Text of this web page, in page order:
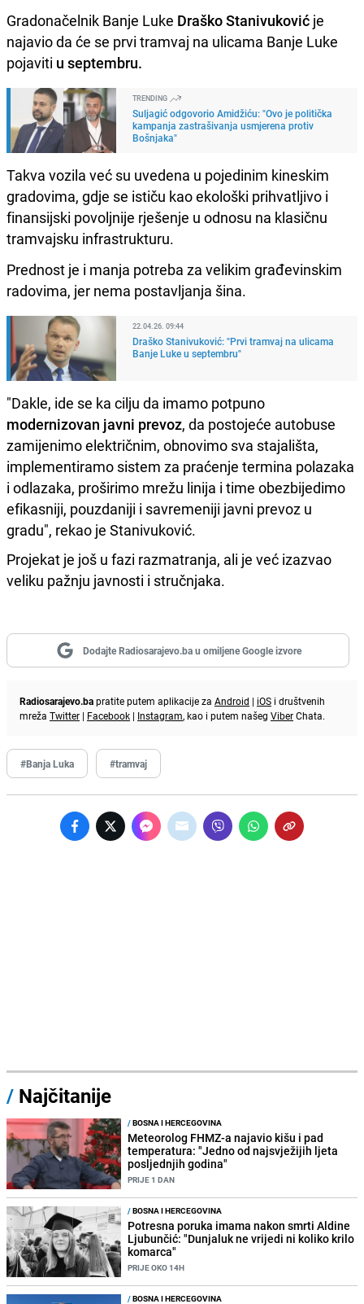
Gradonačelnik Banje Luke Draško Stanivuković je
najavio da će se prvi tramvaj na ulicama Banje Luke
pojaviti u septembru.
TRENDING
Suljagić odgovorio Amidžiću: "Ovo je politička
kampanja zastrašivanja usmjerena protiv
Bošnjaka"
Takva vozila već su uvedena u pojedinim kineskim
gradovima, gdje se ističu kao ekološki prihvatljivo i
finansijski povoljnije rješenje u odnosu na klasičnu
tramvajsku infrastrukturu.
Prednost je i manja potreba za velikim građevinskim
radovima, jer nema postavljanja šina.
22.04.26. 09:44
Draško Stanivuković: "Prvi tramvaj na ulicama
Banje Luke u septembru"
"Dakle, ide se ka cilju da imamo potpuno
modernizovan javni prevoz, da postojeće autobuse
zamijenimo električnim, obnovimo sva stajališta,
implementiramo sistem za praćenje termina polazaka
i odlazaka, proširimo mrežu linija i time obezbijedimo
efikasniji, pouzdaniji i savremeniji javni prevoz u
gradu", rekao je Stanivuković.
Projekat je još u fazi razmatranja, ali je već izazvao
veliku pažnju javnosti i stručnjaka.
Dodajte Radiosarajevo.ba u omiljene Google izvore
Radiosarajevo.bapratite putem aplikacije za Android | iOS i društvenih
mreža Twitter | Facebook | Instagram, kao i putem našeg ViberChata.
#Banja Luka #tramvaj
/ Najčitanije
/BOSNA I HERCEGOVINA
Meteorolog FHMZ-a najavio kišu i pad
temperatura: "Jedno od najsvježijih ljeta
posljednjih godina"
PRIJE 1 DAN
/BOSNA I HERCEGOVINA
Potresna poruka imama nakon smrti Aldine
Ljubunčić: "Dunjaluk ne vrijedi ni koliko krilo
komarca"
PRIJE OKO 14H
/BOSNA I HERCEGOVINA